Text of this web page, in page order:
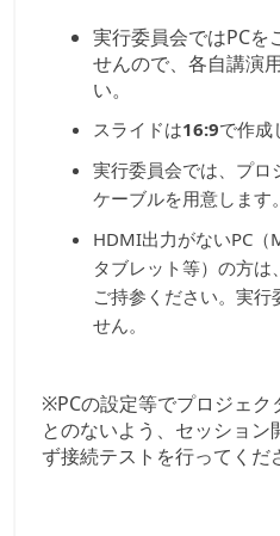
実行委員会ではPCを
せんので、各自講演
い。
スライドは16:9で作成
実行委員会では、プ
ケーブルを用意します。
HDMI出力がないPC（
タブレット等）の方
ご持参ください。実行
せん。
※PCの設定等でプロジェク
とのないよう、セッショ
ず接続テストを行ってくだ